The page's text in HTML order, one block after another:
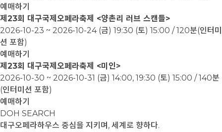
예매하기
제23회 대구국제오페라축제 <양촌리 러브 스캔들>
2026-10-23 ~ 2026-10-24 (금) 19:30 (토) 15:00 / 120분(인터미
션 포함)
예매하기
제23회 대구국제오페라축제 <미인>
2026-10-30 ~ 2026-10-31 (금) 14:00, 19:30 (토) 15:00 / 140분
(인터미션 포함)
예매하기
DOH SEARCH
대구오페라하우스 중심을 지키며, 세계로 향하다.